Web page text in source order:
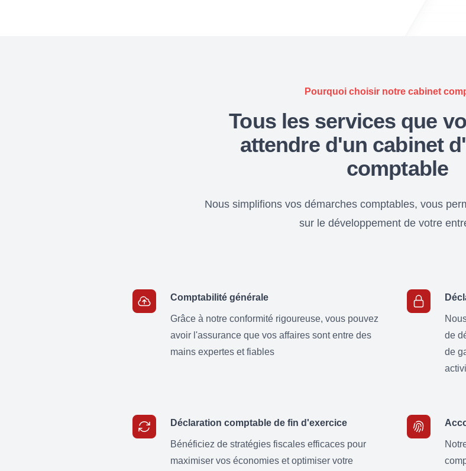
Pourquoi choisir notre cabinet
Tous les services que
attendre d'un cabinet
comptable
Nous simplifions vos démarches comptables, vous
sur le développement de votre
Comptabilité générale
Grâce à notre conformité rigoureuse, vous pouvez
avoir l'assurance que vos affaires sont entre des
mains expertes et fiables
de
de
Déclaration comptable de fin d'exercice
Bénéficiez de stratégies fiscales efficaces pour
maximiser vos économies et optimiser votre